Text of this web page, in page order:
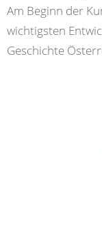
Am Beginn der
wichtigsten
Geschichte